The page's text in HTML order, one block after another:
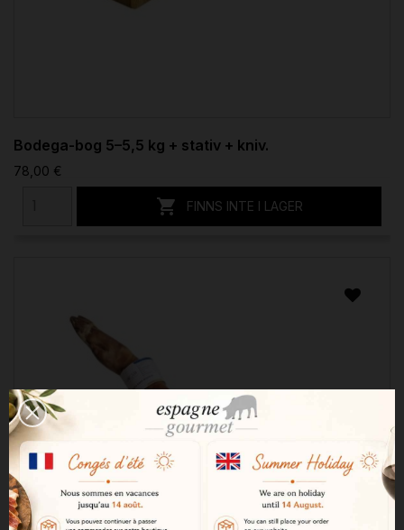
Bodega-bog 5–5,5 kg + stativ + kniv.
78,00 €
 FINNS INTE I LAGER